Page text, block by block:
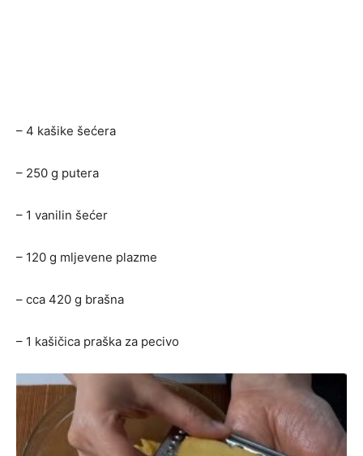
– 4 kašike šećera
– 250 g putera
– 1 vanilin šećer
– 120 g mljevene plazme
– cca 420 g brašna
– 1 kašičica praška za pecivo